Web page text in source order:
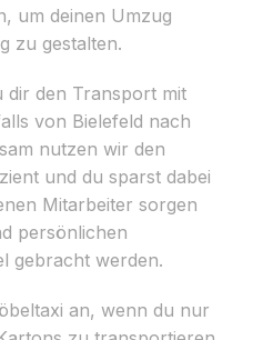
um deinen Umzug
zu gestalten.
dir den Transport mit
von Bielefeld nach
nutzen wir den
und du sparst dabei
Mitarbeiter sorgen
persönlichen
gebracht werden.
an, wenn du nur